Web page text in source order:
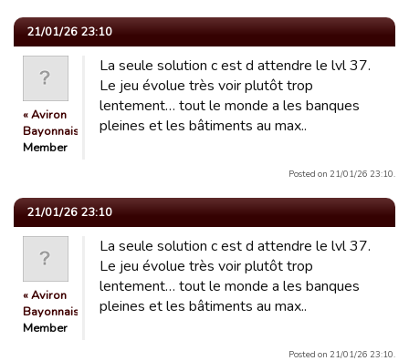
21/01/26 23:10
« Aviron
Bayonnais »
Member
La seule solution c est d attendre le lvl 37.
Le jeu évolue très voir plutôt trop
lentement… tout le monde a les banques
pleines et les bâtiments au max..
Posted on 21/01/26 23:10.
21/01/26 23:10
« Aviron
Bayonnais »
Member
La seule solution c est d attendre le lvl 37.
Le jeu évolue très voir plutôt trop
lentement… tout le monde a les banques
pleines et les bâtiments au max..
Posted on 21/01/26 23:10.